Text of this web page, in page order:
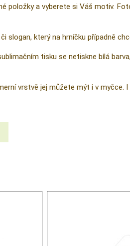
položky a vyberete si Váš motiv.
slogan, který na hrníčku případně
tisku se netiskne bílá
vrstvě jej můžete mýt i v myčce.